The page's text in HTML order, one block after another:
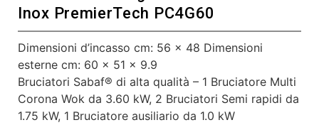
Inox PremierTech PC4G60
Dimensioni d’incasso cm: 56 x 48 Dimensioni
esterne cm: 60 x 51 x 9.9
Bruciatori Sabaf® di alta qualità – 1 Bruciatore Multi
Corona Wok da 3.60 kW, 2 Bruciatori Semi rapidi da
1.75 kW, 1 Bruciatore ausiliario da 1.0 kW